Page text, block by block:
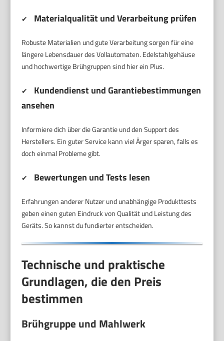
✔ Materialqualität und Verarbeitung prüfen
Robuste Materialien und gute Verarbeitung sorgen für eine
längere Lebensdauer des Vollautomaten. Edelstahlgehäuse
und hochwertige Brühgruppen sind hier ein Plus.
✔
Kundendienst und Garantiebestimmungen
ansehen
Informiere dich über die Garantie und den Support des
Herstellers. Ein guter Service kann viel Ärger sparen, falls es
doch einmal Probleme gibt.
✔ Bewertungen und Tests lesen
Erfahrungen anderer Nutzer und unabhängige Produkttests
geben einen guten Eindruck von Qualität und Leistung des
Geräts. So kannst du fundierter entscheiden.
Technische und praktische
Grundlagen, die den Preis
bestimmen
Brühgruppe und Mahlwerk